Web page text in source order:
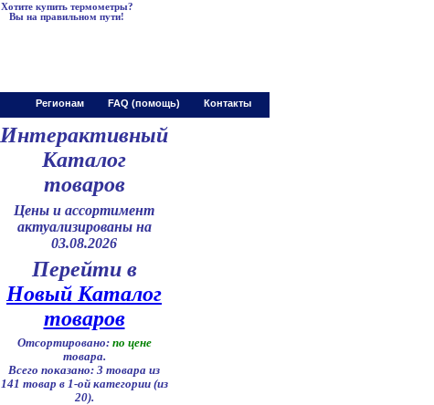
Хотите купить термометры?
Вы на правильном пути!
Регионам FAQ (помощь) Контакты
Интерактивный
Каталог
товаров
Цены и ассортимент
актуализированы на
03.08.2026
Перейти в
Новый Каталог
товаров
Отсортировано: по цене
товара.
Всего показано: 3 товара из
141 товар в 1-ой категории (из
20).